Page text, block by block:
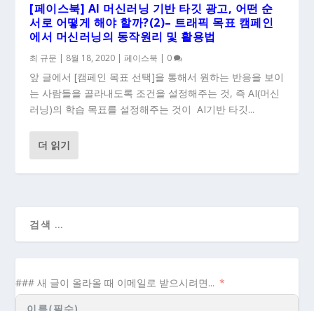
[페이스북] AI 머신러닝 기반 타깃 광고, 어떤 순
서로 어떻게 해야 할까?(2)– 트래픽 목표 캠페인
에서 머신러닝의 동작원리 및 활용법
최 규문 | 8월 18, 2020 |페이스북 | 0
앞 글에서 [캠페인 목표 선택]을 통해서 원하는 반응을 보이
는 사람들을 골라내도록 조건을 설정해주는 것, 즉 AI(머신
러닝)의 학습 목표를 설정해주는 것이 AI기반 타깃...
더 읽기
### 새 글이 올라올 때 이메일로 받으시려면...